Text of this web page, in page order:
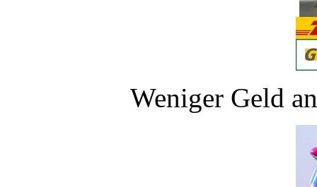
Weniger Geld